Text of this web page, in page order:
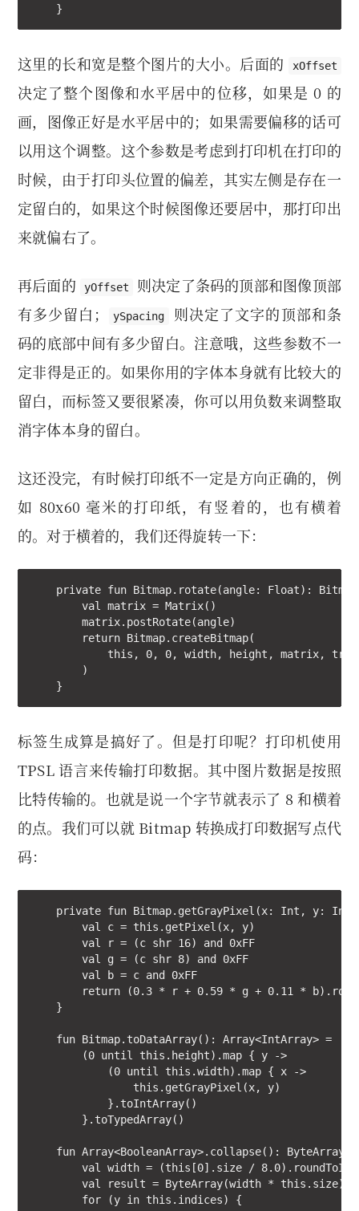
    }
这里的长和宽是整个图片的大小。后面的 xOffset
决定了整个图像和水平居中的位移，如果是 0 的
画，图像正好是水平居中的；如果需要偏移的话可
以用这个调整。这个参数是考虑到打印机在打印的
时候，由于打印头位置的偏差，其实左侧是存在一
定留白的，如果这个时候图像还要居中，那打印出
来就偏右了。
再后面的 yOffset
则决定了条码的顶部和图像顶部
有多少留白；
ySpacing
则决定了文字的顶部和条
码的底部中间有多少留白。注意哦，这些参数不一
定非得是正的。如果你用的字体本身就有比较大的
留白，而标签又要很紧凑，你可以用负数来调整取
消字体本身的留白。
这还没完，有时候打印纸不一定是方向正确的，例
如 80x60 毫米的打印纸，有竖着的，也有横着
的。对于横着的，我们还得旋转一下：
private fun Bitmap.rotate(angle: Float):
        val matrix = Matrix()
        matrix.postRotate(angle)
        return Bitmap.createBitmap(
            this, 0, 0, width, height, matrix, true
        )
    }
标签生成算是搞好了。但是打印呢？打印机使用
TPSL 语言来传输打印数据。其中图片数据是按照
比特传输的。也就是说一个字节就表示了 8 和横着
的点。我们可以就 Bitmap 转换成打印数据写点代
码：
private fun Bitmap.getGrayPixel(x: Int, y:
        val c = this.getPixel(x, y)
        val r = (c shr 16) and 0xFF
        val g = (c shr 8) and 0xFF
        val b = c and 0xFF
return (0.3 * r + 0.59 * g + 0.11 *
    }
    fun Bitmap.toDataArray(): Array<IntArray> =
        (0 until this.height).map { y ->
            (0 until this.width).map { x ->
                this.getGrayPixel(x, y)
            }.toIntArray()
        }.toTypedArray()
    fun Array<BooleanArray>.collapse(): ByteArray {
val width = (this[0].size /
        val result = ByteArray(width * this.size)
        for (y in this.indices) {